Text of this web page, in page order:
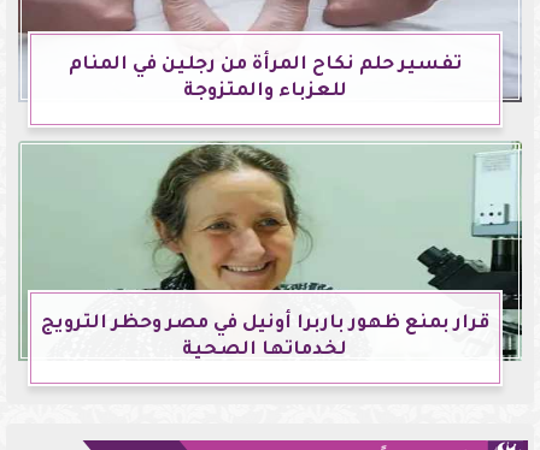
تفسير حلم نكاح المرأة من رجلين في المنام
للعزباء والمتزوجة
قرار بمنع ظهور باربرا أونيل في مصر وحظر الترويج
لخدماتها الصحية